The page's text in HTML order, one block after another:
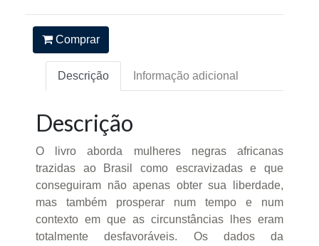
Comprar
Descrição Informação adicional
Descrição
O livro aborda mulheres negras africanas
trazidas ao Brasil como escravizadas e que
conseguiram não apenas obter sua liberdade,
mas também prosperar num tempo e num
contexto em que as circunstâncias lhes eram
totalmente desfavoráveis. Os dados da